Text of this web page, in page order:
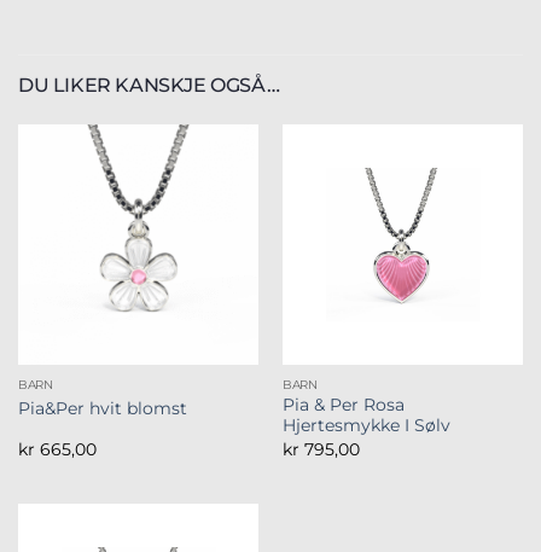
DU LIKER KANSKJE OGSÅ…
BARN
Pia&Per hvit blomst
kr 665,00
BARN
Pia & Per Rosa
Hjertesmykke I Sølv
kr 795,00